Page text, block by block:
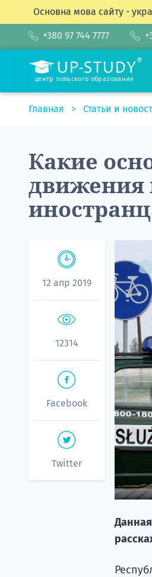
Основна мова сайту -
+380 97 744 7777
центр польского образования
Главная Статьи и
Какие
движения
12 апр 2019
12314
Facebook
Twitter